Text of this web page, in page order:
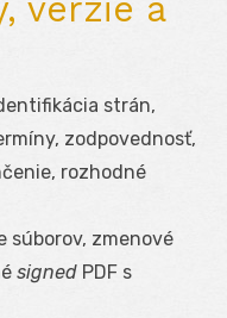
verzie a
strán,
zodpovednosť,
rozhodné
súborov, zmenové
signed PDF s